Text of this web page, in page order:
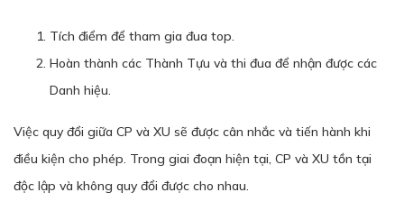
Tích điểm để tham gia đua top.
Hoàn thành các Thành Tựu và thi đua để nhận được các
Danh hiệu.
Việc quy đổi giữa CP và XU sẽ được cân nhắc và tiến hành khi
điều kiện cho phép. Trong giai đoạn hiện tại, CP và XU tồn tại
độc lập và không quy đổi được cho nhau.